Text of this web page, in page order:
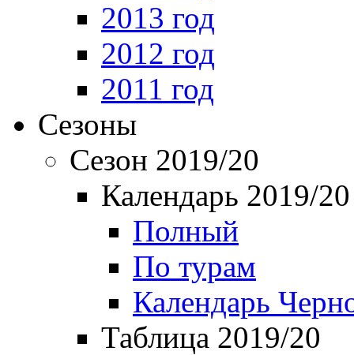
2013 год
2012 год
2011 год
Сезоны
Сезон 2019/20
Календарь 2019/20
Полный
По турам
Календарь
Таблица 2019/20